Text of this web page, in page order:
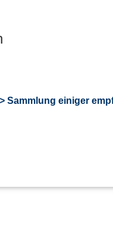
Sammlung einiger